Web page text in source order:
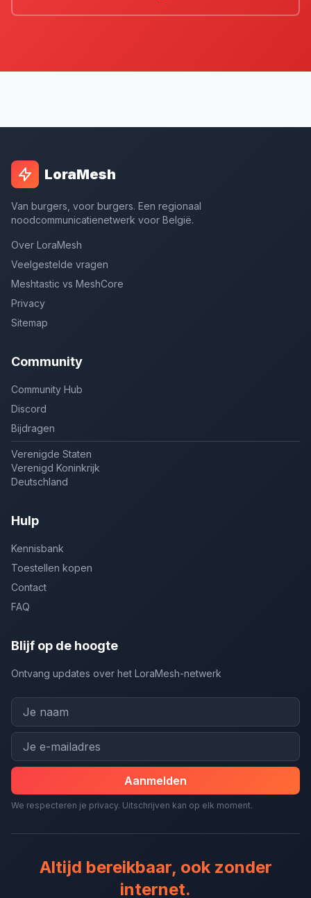
LoraMesh
Van burgers, voor burgers. Een regionaal
noodcommunicatienetwerk voor België.
Over LoraMesh
Veelgestelde vragen
Meshtastic vs MeshCore
Privacy
Sitemap
Community
Community Hub
Discord
Bijdragen
Verenigde Staten
Verenigd Koninkrijk
Deutschland
Hulp
Kennisbank
Toestellen kopen
Contact
FAQ
Blijf op de hoogte
Ontvang updates over het LoraMesh-netwerk
Aanmelden
We respecteren je privacy. Uitschrijven kan op elk moment.
Altijd bereikbaar, ook zonder
internet.